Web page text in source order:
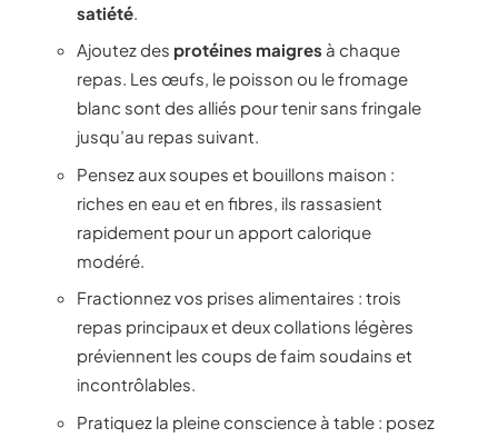
satiété
Ajoutez des protéines maigres à chaque
repas. Les œufs, le poisson ou le fromage
blanc sont des alliés pour tenir sans fringale
jusqu’au repas suivant.
Pensez aux soupes et bouillons maison :
riches en eau et en fibres, ils rassasient
rapidement pour un apport calorique
modéré.
Fractionnez vos prises alimentaires : trois
repas principaux et deux collations légères
préviennent les coups de faim soudains et
incontrôlables.
Pratiquez la pleine conscience à table : posez